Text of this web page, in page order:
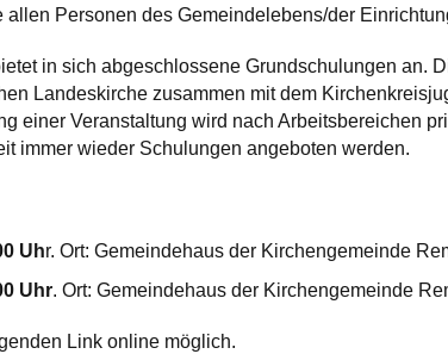
allen Personen des Gemeindelebens/der
in sich abgeschlossene Grundschulungen an.
Landeskirche zusammen mit dem
einer Veranstaltung wird nach Arbeitsbereichen
immer wieder Schulungen angeboten werden.
Uhr. Ort: Gemeindehaus der Kirchengemeinde
Uhr. Ort: Gemeindehaus der Kirchengemeinde
Link online möglich.